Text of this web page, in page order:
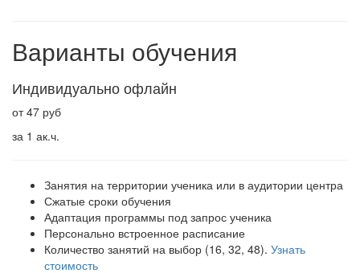
Варианты обучения
Индивидуально офлайн
от 47 руб
за 1 ак.ч.
Занятия на территории ученика или в аудитории центра
Сжатые сроки обучения
Адаптация программы под запрос ученика
Персонально встроенное расписание
Количество занятий на выбор (16, 32, 48). Узнать
стоимость